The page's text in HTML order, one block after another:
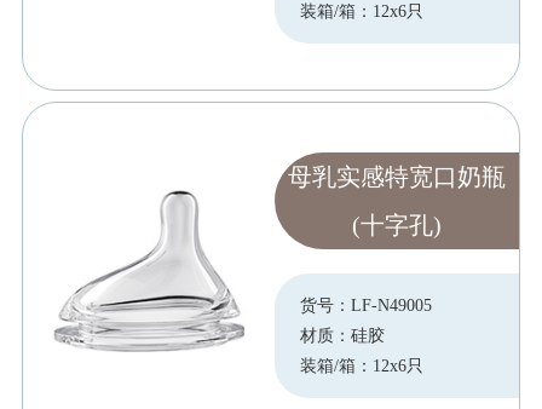
装箱/箱：12x6只
母乳实感特宽口奶瓶
(十字孔)
货号：LF-N49005
材质：硅胶
装箱/箱：12x6只